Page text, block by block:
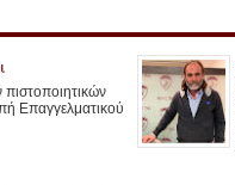
Επαγγελματικού